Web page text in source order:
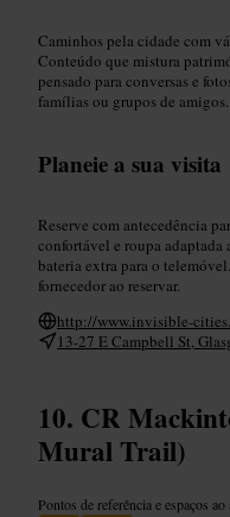
Caminhos pela cidade com
Conteúdo que mistura
pensado para conversas e
famílias ou grupos de amigos.
Planeie a sua visita
Reserve com antecedência
confortável e roupa adaptada
bateria extra para o
fornecedor ao reservar.
http://www.invisible-
13-27 E Campbell St,
CR
Mural Trail)
Pontos de referência e espaços